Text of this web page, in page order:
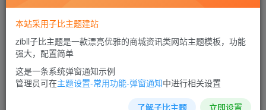
广告无限制，也可调用网盘链接安装应用，既方便又实在。
基本上兼容大多数电视（机顶盒）、车机及平板等系统设
备。
本站采用子比主题建站
zibll子比主题是一款漂亮优雅的商城资讯类网站主题模板，功能
强大，配置简单
这是一条系统弹窗通知示例
管理员可在主题设置-常用功能-弹窗通知中进行相关设置
了解子比主题 立即设置